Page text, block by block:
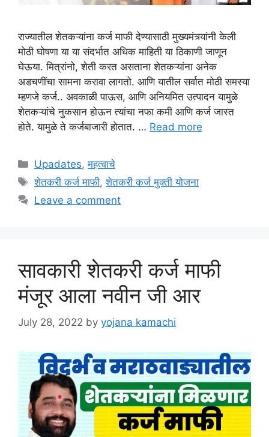
राज्यातील शेतकऱ्यांना कर्ज माफी देण्यासाठी मुख्यमंत्र्यांनी केली
मोठी घोषणा या या संदर्भात अधिक माहिती या ठिकाणी जाणून
घेऊया. मित्रांनो, शेती करत असताना शेतकऱ्यांना अनेक
अडचणींचा सामना करावा लागतो. आणि यातील सर्वात मोठी समस्या
म्हणजे कर्ज.. अवकाळी पाऊस, आणि अनियमित उत्पादन यामुळे
शेतकऱ्यांचे नुकसान होऊन त्यांचा नफा कमी आणि कर्ज जास्त
होते. यामुळे ते कर्जबाजारी होतात. … Read more
Categories
Upadates,महत्वाचे
Tags
शेतकरी कर्ज माफी,शेतकरी कर्ज मुक्ती योजना
Leave a comment
सावकारी शेतकरी कर्ज माफी
मंजूर आला नवीन जी आर
July 28, 2022 by yojana kamachi